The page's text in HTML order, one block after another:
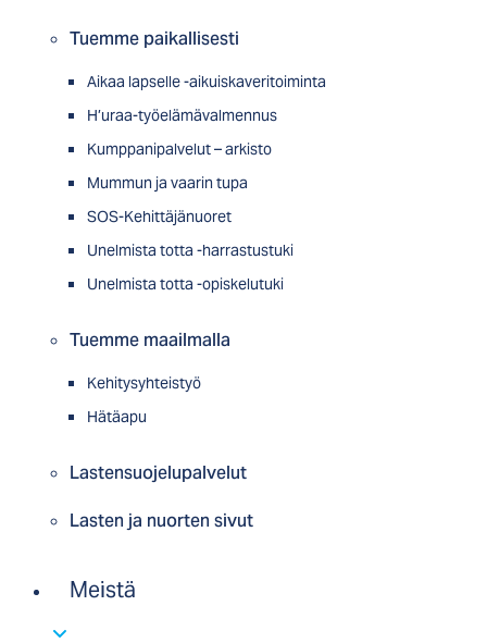
Tuemme paikallisesti
Aikaa lapselle -aikuiskaveritoiminta
H’uraa-työelämävalmennus
Kumppanipalvelut – arkisto
Mummun ja vaarin tupa
SOS-Kehittäjänuoret
Unelmista totta -harrastustuki
Unelmista totta -opiskelutuki
Tuemme maailmalla
Kehitysyhteistyö
Hätäapu
Lastensuojelupalvelut
Lasten ja nuorten sivut
Meistä